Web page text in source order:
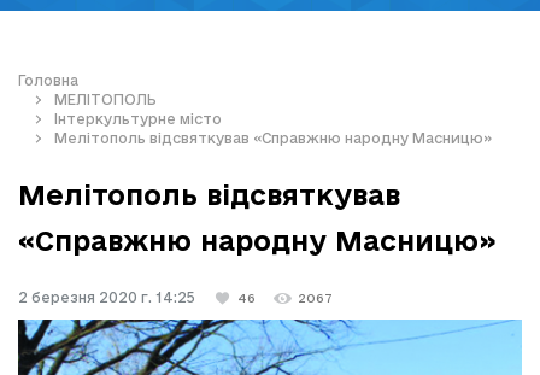
Головна
МЕЛІТОПОЛЬ
Інтеркультурне місто
Мелітополь відсвяткував «Справжню народну Масницю»
Мелітополь відсвяткував
«Справжню народну Масницю»
2 березня 2020 г. 14:25 46 2067